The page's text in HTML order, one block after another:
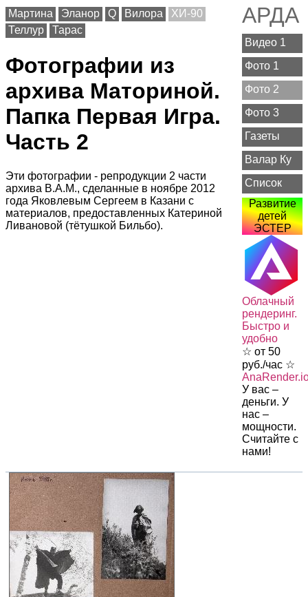
АРДА
Видео 1
Фото 1
Фото 2
Фото 3
Газеты
Валар Ку
Список
Развитие
детей
ЭСТЕР
Облачный
рендеринг.
Быстро и
удобно
☆ от 50
руб./час ☆
У вас –
деньги. У
нас –
мощности.
Считайте с
нами!
Мартина Эланор Q Вилора
ХИ-90
Теллур
Тарас
Фотографии из
архива Маториной.
Папка Первая Игра.
Часть 2
Эти фотографии - репродукции 2 части
архива В.А.М., сделанные в ноябре 2012
года Яковлевым Сергеем в Казани с
материалов, предоставленных Катериной
Ливановой (тётушкой Бильбо).